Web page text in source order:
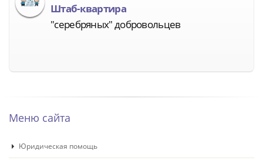
Штаб-квартира
"серебряных" добровольцев
Меню сайта
Юридическая помощь